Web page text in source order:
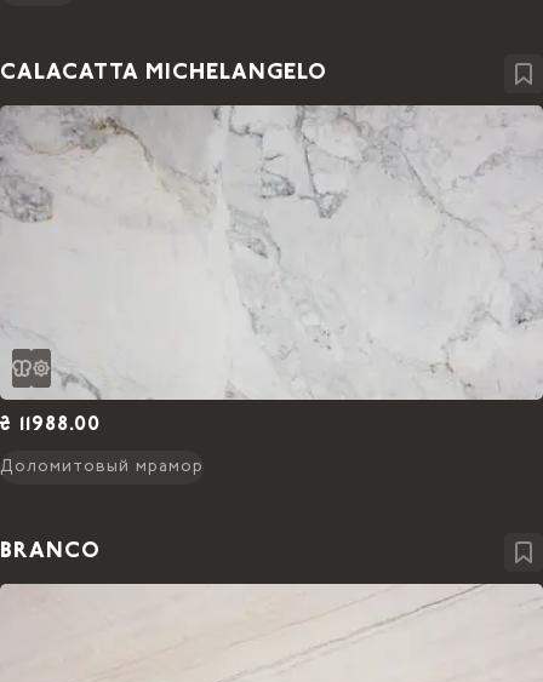
CALACATTA MICHELANGELO
₴ 11988.00
Доломитовый мрамор
BRANCO